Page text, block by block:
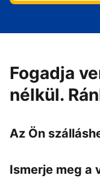
Fogadja
nélkül.
Az Ön
Ismerje meg a